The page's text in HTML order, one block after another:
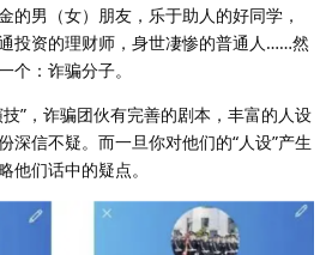
的男（女）朋友，乐于助人的好同学，
投资的理财师，身世凄惨的普通人……然
个：诈骗分子。
”，诈骗团伙有完善的剧本，丰富的人设
深信不疑。而一旦你对他们的“人设”产生
他们话中的疑点。